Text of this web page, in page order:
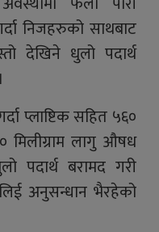
निजहरुको साथबाट
देखिने धुलो पदार्थ
प्लाष्टिक सहित ५६०
मिलीग्राम लागु औषध
पदार्थ बरामद गरी
अनुसन्धान भैरहेको